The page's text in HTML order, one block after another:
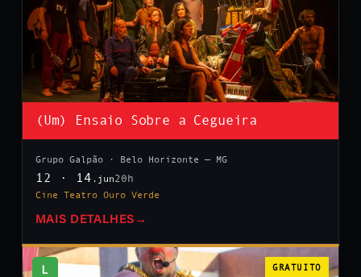
(Um) Ensaio Sobre a Cegueira
Grupo Galpão · Belo Horizonte — MG
12 · 14 .jun20h
Cine Teatro Ouro Verde
MAIS DETALHES →
L GRATUITO